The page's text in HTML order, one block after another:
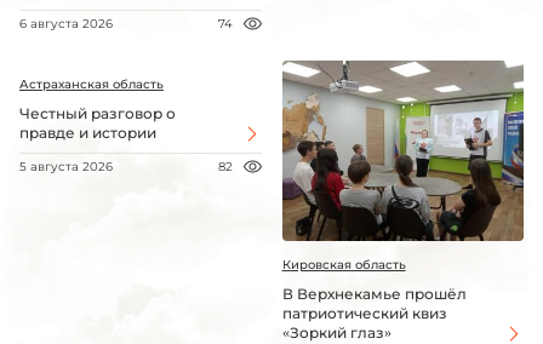
6 августа 2026 74
Астраханская область
Честный разговор о
правде и истории
5 августа 2026 82
Кировская область
В Верхнекамье прошёл
патриотический квиз
«Зоркий глаз»